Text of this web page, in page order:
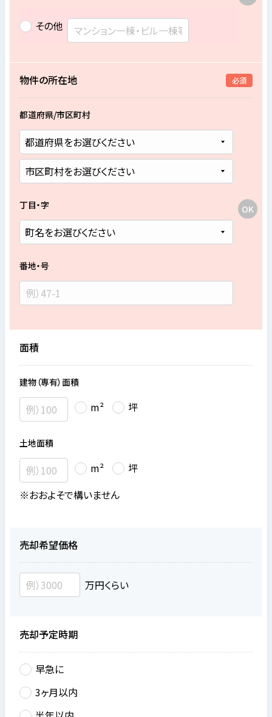
その他
物件の所在地 必須
都道府県/市区町村
丁目・字
番地・号
面積
建物（専有）面積
m² 坪
土地面積
m²
坪
※おおよそで構いません
売却希望価格
万円くらい
売却予定時期
早急に
3ヶ月以内